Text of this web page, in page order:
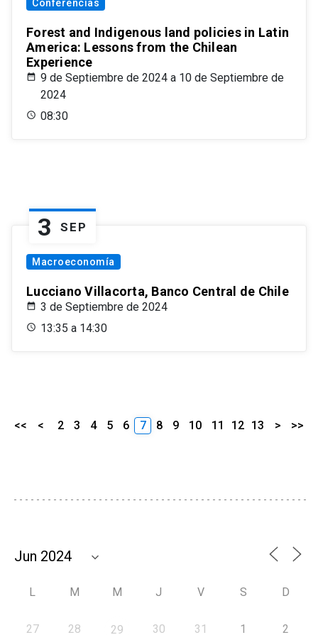
Conferencias
Forest and Indigenous land policies in Latin
America: Lessons from the Chilean
Experience
9 de Septiembre de 2024 a 10 de Septiembre de
2024
08:30
3 SEP
Macroeconomía
Lucciano Villacorta, Banco Central de Chile
3 de Septiembre de 2024
13:35 a 14:30
<< < 2 3 4 5 6 7 8 9 10 11 12 13 > >>
L M M J V S D
27 28 29 30 31 1 2